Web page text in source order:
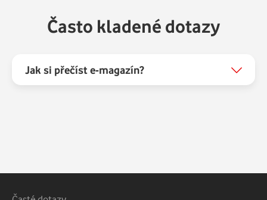
Často kladené dotazy
Jak si přečíst e-magazín?